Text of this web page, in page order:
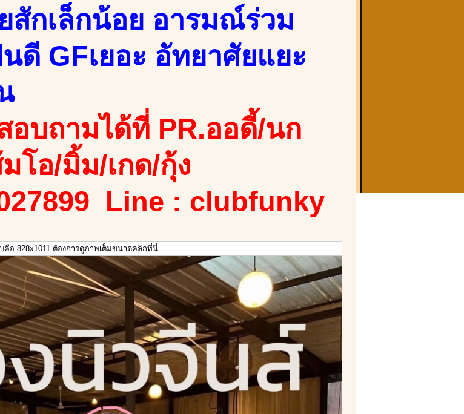
สักเล็กน้อย อารมณ์ร่วม
ดี GFเยอะ อัทยาศัยแยะ
อบถามได้ที่ PR.ออดี้/นก
โอ/มิ้ม/เกด/กุ้ง
Line : clubfunky
828x1011 ต้องการดูภาพเต็มขนาดคลิกที่นี่...